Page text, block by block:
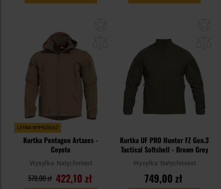
LETNIA WYPRZEDAŻ
Kurtka Pentagon Artaxes -
Coyote
Wysyłka: Natychmiast
422,10 zł
570,00 zł
Kurtka UF PRO Hunter FZ Gen.3
Tactical Softshell - Brown Grey
Wysyłka: Natychmiast
749,00 zł